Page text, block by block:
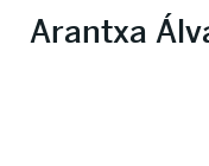
Arantxa